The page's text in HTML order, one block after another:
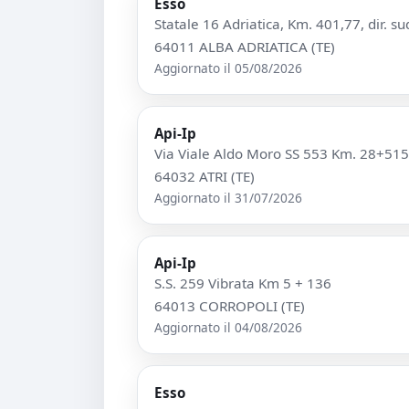
Esso
Statale 16 Adriatica, Km. 401,77, dir.
64011 ALBA ADRIATICA (TE)
Aggiornato il 05/08/2026
Api-Ip
Via Viale Aldo Moro SS 553 Km. 28+515
64032 ATRI (TE)
Aggiornato il 31/07/2026
Api-Ip
S.S. 259 Vibrata Km 5 + 136
64013 CORROPOLI (TE)
Aggiornato il 04/08/2026
Esso